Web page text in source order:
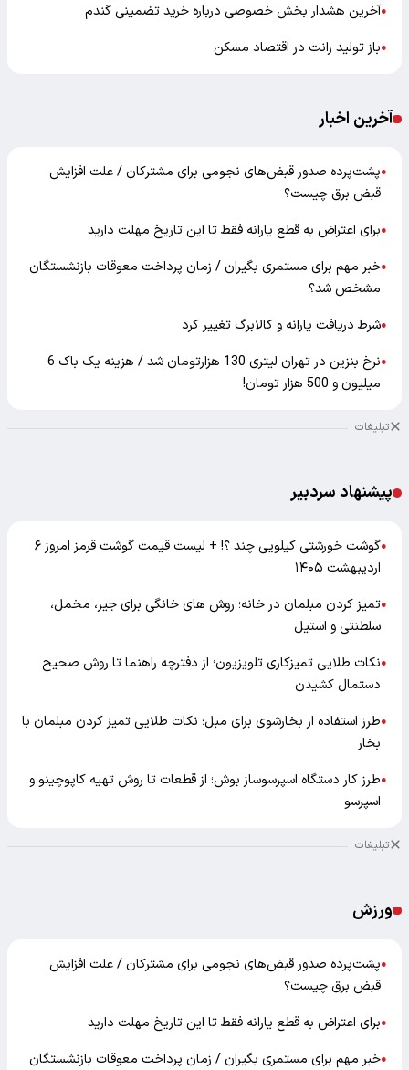
●آخرین هشدار بخش خصوصی درباره خرید تضمینی گندم
●باز تولید رانت در اقتصاد مسکن
آخرین اخبار
●پشت‌پرده صدور قبض‌های نجومی برای مشترکان / علت افزایش
قبض برق چیست؟
●برای اعتراض به قطع یارانه فقط تا این تاریخ مهلت دارید
●خبر مهم برای مستمری بگیران / زمان پرداخت معوقات بازنشستگان
مشخص شد؟
●شرط دریافت یارانه و کالابرگ تغییر کرد
●
نرخ بنزین در تهران لیتری 130 هزارتومان شد / هزینه یک باک 6
میلیون و 500 هزار تومان!
تبلیغات
پیشنهاد سردبیر
●
گوشت خورشتی کیلویی چند ؟! + لیست قیمت گوشت قرمز امروز ۶
اردیبهشت ۱۴۰۵
●تمیز کردن مبلمان در خانه؛ روش های خانگی برای جیر، مخمل،
سلطنتی و استیل
●نکات طلایی تمیزکاری تلویزیون؛ از دفترچه راهنما تا روش صحیح
دستمال کشیدن
●طرز استفاده از بخارشوی برای مبل؛ نکات طلایی تمیز کردن مبلمان با
بخار
●طرز کار دستگاه اسپرسوساز بوش؛ از قطعات تا روش تهیه کاپوچینو و
اسپرسو
تبلیغات
ورزش
●پشت‌پرده صدور قبض‌های نجومی برای مشترکان / علت افزایش
قبض برق چیست؟
●برای اعتراض به قطع یارانه فقط تا این تاریخ مهلت دارید
●خبر مهم برای مستمری بگیران / زمان پرداخت معوقات بازنشستگان